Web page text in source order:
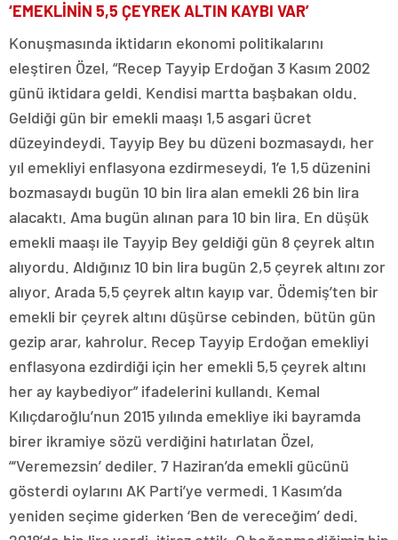
‘EMEKLİNİN 5,5 ÇEYREK ALTIN KAYBI VAR’
Konuşmasında iktidarın ekonomi politikalarını
eleştiren Özel, “Recep Tayyip Erdoğan 3 Kasım 2002
günü iktidara geldi. Kendisi martta başbakan oldu.
Geldiği gün bir emekli maaşı 1,5 asgari ücret
düzeyindeydi. Tayyip Bey bu düzeni bozmasaydı, her
yıl emekliyi enflasyona ezdirmeseydi, 1’e 1,5 düzenini
bozmasaydı bugün 10 bin lira alan emekli 26 bin lira
alacaktı. Ama bugün alınan para 10 bin lira. En düşük
emekli maaşı ile Tayyip Bey geldiği gün 8 çeyrek altın
alıyordu. Aldığınız 10 bin lira bugün 2,5 çeyrek altını zor
alıyor. Arada 5,5 çeyrek altın kayıp var. Ödemiş’ten bir
emekli bir çeyrek altını düşürse cebinden, bütün gün
gezip arar, kahrolur. Recep Tayyip Erdoğan emekliyi
enflasyona ezdirdiği için her emekli 5,5 çeyrek altını
her ay kaybediyor” ifadelerini kullandı. Kemal
Kılıçdaroğlu’nun 2015 yılında emekliye iki bayramda
birer ikramiye sözü verdiğini hatırlatan Özel,
“‘Veremezsin’ dediler. 7 Haziran’da emekli gücünü
gösterdi oylarını AK Parti’ye vermedi. 1 Kasım’da
yeniden seçime giderken ‘Ben de vereceğim’ dedi.